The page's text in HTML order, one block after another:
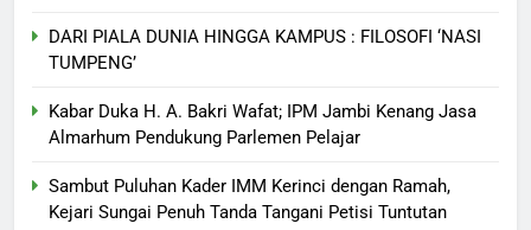
DARI PIALA DUNIA HINGGA KAMPUS : FILOSOFI ‘NASI
TUMPENG’
Kabar Duka H. A. Bakri Wafat; IPM Jambi Kenang Jasa
Almarhum Pendukung Parlemen Pelajar
Sambut Puluhan Kader IMM Kerinci dengan Ramah,
Kejari Sungai Penuh Tanda Tangani Petisi Tuntutan